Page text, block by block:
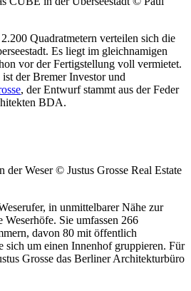
Quadratmetern verteilen sich die
Es liegt im gleichnamigen
vor der Fertigstellung voll vermietet.
der Bremer Investor und
, der Entwurf stammt aus der Feder
BDA.
der Weser© Justus Grosse Real Estate
in unmittelbarer Nähe zur
Sie umfassen 266
davon 80 mit öffentlich
sich um einen Innenhof gruppieren. Für
Grosse das Berliner Architekturbüro